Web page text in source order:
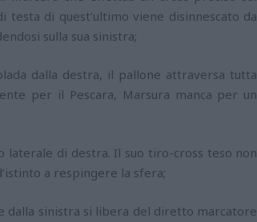
di quest’ultimo viene disinnescato da
sulla sua sinistra;
dalla destra, il pallone attraversa tutta
per il Pescara, Marsura manca per un
laterale di destra. Il suo tiro-cross teso non
a respingere la sfera;
dalla sinistra si libera del diretto marcatore